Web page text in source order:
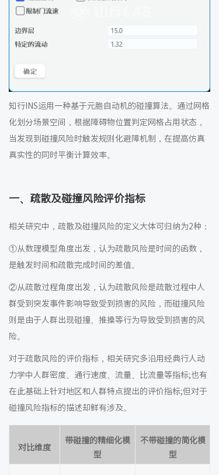
知行INS运用一种基于元胞自动机的碰撞算法。通过网格
化划分场景空间，根据障碍物位置判定网格占用状态，
当发现到碰撞风险时触发规则化避障机制，在提高仿真
真实性的同时平衡计算效率。
一、疏散及碰撞风险评价指标
相关研究中，疏散及碰撞风险的定义大体可归纳为2种：
①从数理模型角度出发，认为疏散风险是时间的函数，
是触发时间和疏散完成时间的差值。
②从疏散过程角度出发，认为疏散风险是疏散过程中人
群受到突发事件影响导致受到损害的风险，而碰撞风险
则是由于人群出现碰撞、推搡等行为导致受到损害的风
险。
对于疏散风险的评价指标，相关研究多沿用经典行人动
力学中人群密度、通行速度、流量、比流量等指标;也有
在此基础上针对地区和人群特点提出的评价指标;但对于
碰撞风险指标的描述却鲜有涉及。
对比维度
带碰撞的精细化模
型
不带碰撞的简化模
型